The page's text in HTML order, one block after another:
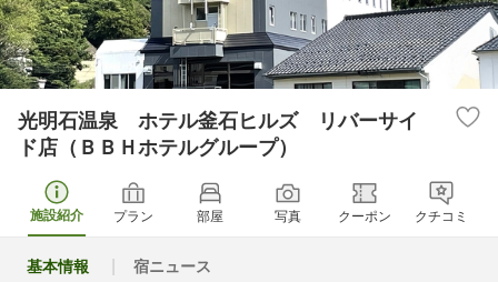
光明石温泉 ホテル釜石ヒルズ リバーサイ
ド店（ＢＢＨホテルグループ）
施設紹介 プラン 部屋 写真 クーポン クチコミ
基本情報 宿ニュース